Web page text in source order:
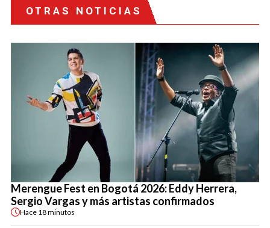
OTRAS NOTICIAS
Merengue Fest en Bogotá 2026: Eddy Herrera,
Sergio Vargas y más artistas confirmados
Hace 18 minutos